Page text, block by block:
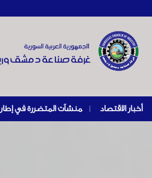
أخبار الاقتصاد |